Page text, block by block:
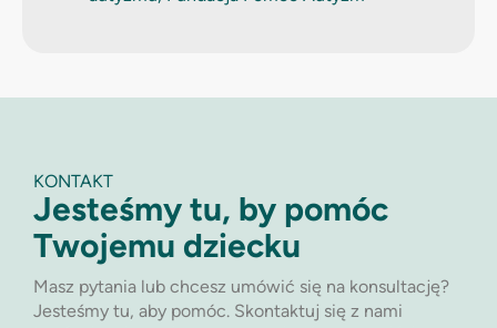
KONTAKT
Jesteśmy tu, by pomóc
Twojemu dziecku
Masz pytania lub chcesz umówić się na konsultację?
Jesteśmy tu, aby pomóc. Skontaktuj się z nami